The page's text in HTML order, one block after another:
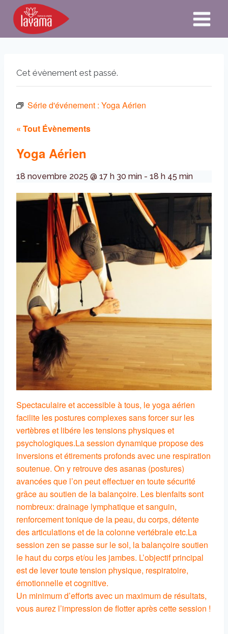
Aller
contenu
Cet évènement est passé.
Série d'événement : Yoga Aérien
« Tout Évènements
Yoga Aérien
18 novembre 2025 @ 17 h 30 min - 18 h 45 min
Spectaculaire et accessible à tous, le yoga aérien
facilite les postures complexes sans forcer sur les
vertèbres et libére les tensions physiques et
psychologiques.La session dynamique propose des
inversions et étirements profonds avec une respiration
soutenue. On y retrouve des asanas (postures)
avancées que l’on peut effectuer en toute sécurité
grâce au soutien de la balançoire. Les bienfaits sont
nombreux: drainage lymphatique et sanguin,
renforcement tonique de la peau, du corps, détente
des articulations et de la colonne vertébrale etc.La
session zen se passe sur le sol, la balançoire soutien
le haut du corps et/ou les jambes. L’objectif principal
est de lever toute tension physique, respiratoire,
émotionnelle et cognitive.
Un minimum d’efforts avec un maximum de résultats,
vous aurez l’impression de flotter après cette session !